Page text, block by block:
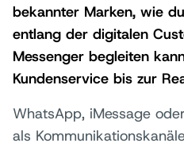
bekannter Marken, wie
entlang der digitalen
Messenger begleiten
Kundenservice bis zur
WhatsApp, iMessage
als